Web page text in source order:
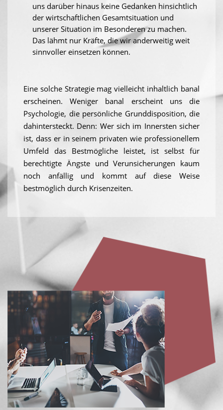
uns darüber hinaus keine Gedanken hinsichtlich
der wirtschaftlichen Gesamtsituation und
unserer Situation im Besonderen zu machen.
Das lähmt nur Kräfte, die wir anderweitig weit
sinnvoller einsetzen können.
Eine solche Strategie mag vielleicht inhaltlich banal
erscheinen. Weniger banal erscheint uns die
Psychologie, die persönliche Grunddisposition, die
dahintersteckt. Denn: Wer sich im Innersten sicher
ist, dass er in seinem privaten wie professionellem
Umfeld das Bestmögliche leistet, ist selbst für
berechtigte Ängste und Verunsicherungen kaum
noch anfällig und kommt auf diese Weise
bestmöglich durch Krisenzeiten.